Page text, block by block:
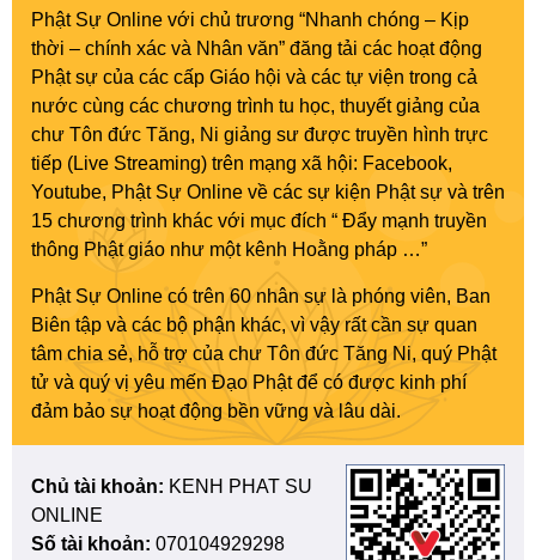
Phật Sự Online với chủ trương “Nhanh chóng – Kịp
thời – chính xác và Nhân văn” đăng tải các hoạt động
Phật sự của các cấp Giáo hội và các tự viện trong cả
nước cùng các chương trình tu học, thuyết giảng của
chư Tôn đức Tăng, Ni giảng sư được truyền hình trực
tiếp (Live Streaming) trên mạng xã hội: Facebook,
Youtube, Phật Sự Online về các sự kiện Phật sự và trên
15 chương trình khác với mục đích “ Đẩy mạnh truyền
thông Phật giáo như một kênh Hoằng pháp …”
Phật Sự Online có trên 60 nhân sự là phóng viên, Ban
Biên tập và các bộ phận khác, vì vậy rất cần sự quan
tâm chia sẻ, hỗ trợ của chư Tôn đức Tăng Ni, quý Phật
tử và quý vị yêu mến Đạo Phật để có được kinh phí
đảm bảo sự hoạt động bền vững và lâu dài.
Chủ tài khoản: KENH PHAT SU
ONLINE
Số tài khoản: 070104929298